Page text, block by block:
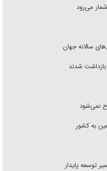
می‌رود
سالانه جهان
نمی‌شود
توسعه پایدار